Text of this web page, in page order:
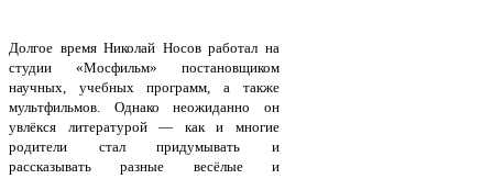
Долгое время Николай Носов работал на
студии «Мосфильм» постановщиком
научных, учебных программ, а также
мультфильмов. Однако неожиданно он
увлёкся литературой — как и многие
родители стал придумывать и
рассказывать разные весёлые и